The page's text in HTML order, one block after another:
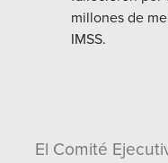
millones de
IMSS.
El Comité